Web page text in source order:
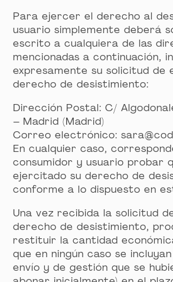
Para ejercer el derecho al
usuario simplemente deberá
escrito a cualquiera de las
mencionadas a continuación,
expresamente su solicitud de
derecho de desistimiento:
Dirección Postal: C/
– Madrid (Madrid)
Correo electrónico:
En cualquier caso,
consumidor y usuario probar
ejercitado su derecho de
conforme a lo dispuesto en
Una vez recibida la solicitud
derecho de desistimiento,
restituir la cantidad
que en ningún caso se
envío y de gestión que se